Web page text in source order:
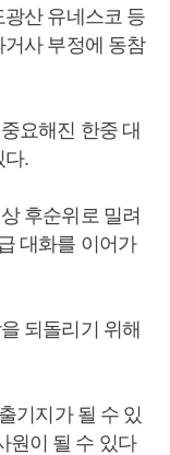
산 유네스코 등
사 부정에 동참
요해진 한중 대
다.
후순위로 밀려
대화를 이어가
되돌리기 위해
기지가 될 수 있
원이 될 수 있다